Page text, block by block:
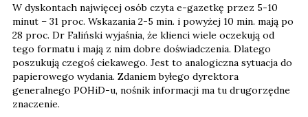
W dyskontach najwięcej osób czyta e-gazetkę przez 5-10
minut – 31 proc. Wskazania 2-5 min. i powyżej 10 min. mają po
28 proc. Dr Faliński wyjaśnia, że klienci wiele oczekują od
tego formatu i mają z nim dobre doświadczenia. Dlatego
poszukują czegoś ciekawego. Jest to analogiczna sytuacja do
papierowego wydania. Zdaniem byłego dyrektora
generalnego POHiD-u, nośnik informacji ma tu drugorzędne
znaczenie.